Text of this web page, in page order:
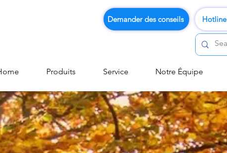
Demander des conseils Hotline
Produits Service Notre Équipe